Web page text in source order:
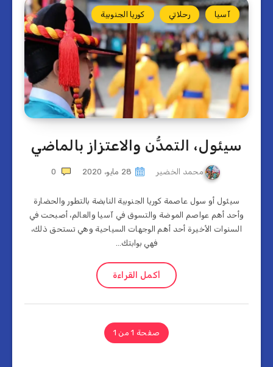
آسيا رحلاتي كوريا الجنوبية
سيئول، التمدُّن والاعتزاز بالماضي
محمد الخضير 28 مايو، 2020 0
سيئول أو سول عاصمة كوريا الجنوبية النابضة بالتطور والحضارة
وأحد أهم عواصم الموضة والتسوق في آسيا والعالم، أصبحت في
السنوات الأخيرة أحد أهم الوجهات السياحية وهي تستحق ذلك،
فهي بوابتك…
أكمل القراءة
صفحة 1 من 1